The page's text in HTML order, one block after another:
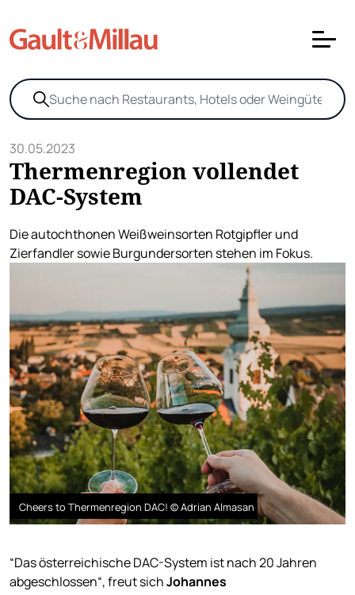
30.05.2023
Thermenregion vollendet
DAC-System
Die autochthonen Weißweinsorten Rotgipfler und
Zierfandler sowie Burgundersorten stehen im Fokus.
Cheers to Thermenregion DAC! © Adrian Almasan
“Das österreichische DAC-System ist nach 20 Jahren
abgeschlossen“, freut sichJohannes